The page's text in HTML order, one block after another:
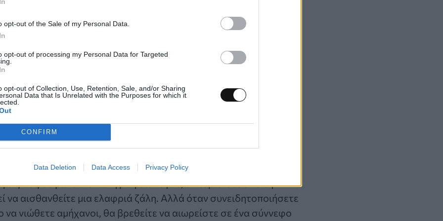
opt-out of the Sale of my Personal Data.
opt-out of processing my Personal Data for Targeted
opt-out of Collection, Use, Retention, Sale, and/or Sharing
Data that Is Unrelated with the Purposes for which it
CONFIRM
Data Deletion Data Access Privacy Policy
άλλη πλευρά αυτής της επανεκκίνησης.
γύρω από την εγκυρότητα του «έρωτα με την πρώτη
πρόκειται να σας χτυπήσει σαν τρένο αυτόν τον μήνα; Είναι μία
και αποκαλυπτικές εμπειρίες που μπορείτε ποτέ να
να σας φέρει σε δύσκολη θέση και να σας ταπεινώσει τη μία
να σας γεμίσει με ηρεμία και αυτοπεποίθηση.
στα λόγια σας, προσπαθώντας να συμμαζέψετε τις
σας σε μια συνεκτική ροή διαλόγου, θα ιδρώνετε από την
να αισθανθείτε μια ελαφριά ζάλη. Αλλά όταν συνειδητοποιήσετε
να νιώθετε αμήχανοι, θα βρεθείτε να αιωρείστε σε ένα σύννεφο